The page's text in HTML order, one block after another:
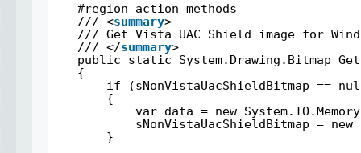
#region action methods
/// <summary>
/// Get Vista UAC Shield image for
/// </summary>
public static System.Drawing.Bitmap
{
if (sNonVistaUacShieldBitmap ==
{
var data = new
sNonVistaUacShieldBitmap =
}